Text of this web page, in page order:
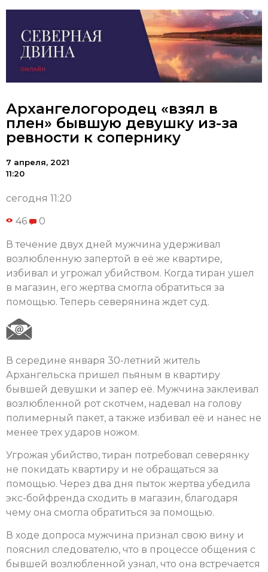
Архангелогородец «взял в
плен» бывшую девушку из-за
ревности к сопернику
7 апреля, 2021
11:20
сегодня 11:20
46 0
В течение двух дней мужчина удерживал
возлюбленную запертой в её же квартире,
избивал и угрожал убийством. Когда тиран ушел
в магазин, его жертва смогла обратиться за
помощью. Теперь северянина ждет суд.
В середине января 30-летний житель
Архангельска пришел пьяным в квартиру
бывшей девушки и запер её. Мужчина заклеивал
возлюбленной рот скотчем, надевал на голову
полимерный пакет, а также избивал её и нанес не
менее трех ударов ножом.
Угрожая убийство, тиран потребовал северянку
не покидать квартиру и не обращаться за
помощью. Через два дня пыток жертва убедила
экс-бойфренда сходить в магазин, благодаря
чему она смогла обратиться за помощью.
В ходе допроса мужчина признал свою вину и
пояснил следователю, что в процессе общения с
бывшей возлюбленной узнал, что она встречается